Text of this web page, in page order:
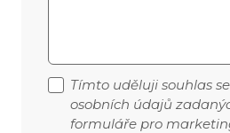
Tímto uděluji souhlas
osobních údajů
formuláře pro